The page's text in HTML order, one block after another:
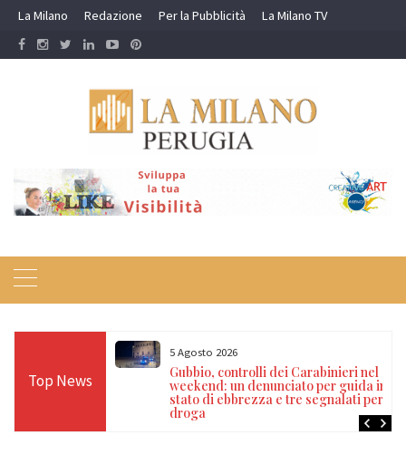
Skip
content
La Milano Redazione Per la Pubblicità La Milano TV
Top News
dispositivi di
cautelari e
5 Agosto 2026
Gubbio, controlli dei Carabinieri nel
weekend: un denunciato per guida in
stato di ebbrezza e tre segnalati per
droga